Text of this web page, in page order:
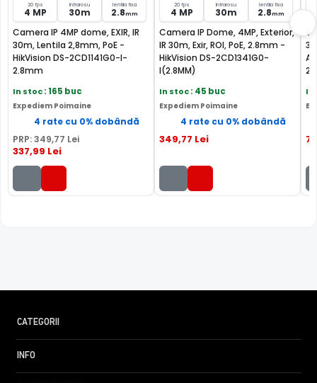
altele.
Camera HIKVISION DS-2CD2546G2-IS 28 are un filtru IR
Mecanic autoretractabil ce filtreaza lumina in infrarosu
pe timpul zilei, pentru a evita anumitele defecte de
20 fps
4 MP
Infrarosu
30m
lentila fixa
2.8mm
Camera IP 4MP dome, EXIR, IR
30m, Lentila 2,8mm, PoE -
HikVision DS-2CD1141G0-I-
2.8mm
In stoc: 165 buc
Expediem Poimaine
4 rate cu 0% dobândă
PRP:349,77 Lei
337,99 Lei
20 fps
4 MP
Infrarosu
30m
lentila fixa
2.8mm
Camera IP Dome, 4MP, Exterior,
IR 30m, Exir, ROI, PoE, 2.8mm -
HikVision DS-2CD1341G0-
I(2.8MM)
In stoc: 45 buc
Expediem Poimaine
4 rate cu 0% dobândă
349,77 Lei
In
CATEGORII
INFO